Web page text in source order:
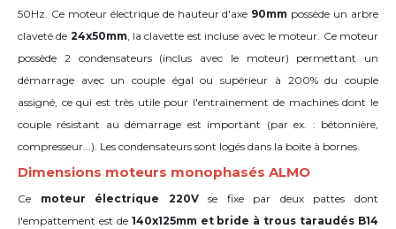
50Hz. Ce moteur électrique de hauteur d'axe 90mm possède un arbre
claveté de 24x50mm, la clavette est incluse avec le moteur. Ce moteur
possède 2 condensateurs (inclus avec le moteur) permettant un
démarrage avec un couple égal ou supérieur à 200% du couple
assigné, ce qui est très utile pour l'entrainement de machines dont le
couple résistant au démarrage est important (par ex. : bétonnière,
compresseur...). Les condensateurs sont logés dans la boite à bornes.
Dimensions moteurs monophasés ALMO
Ce moteur électrique 220Vse fixe par deux pattes dont
l'empattement est de 140x125mm et bride à trous taraudés B14